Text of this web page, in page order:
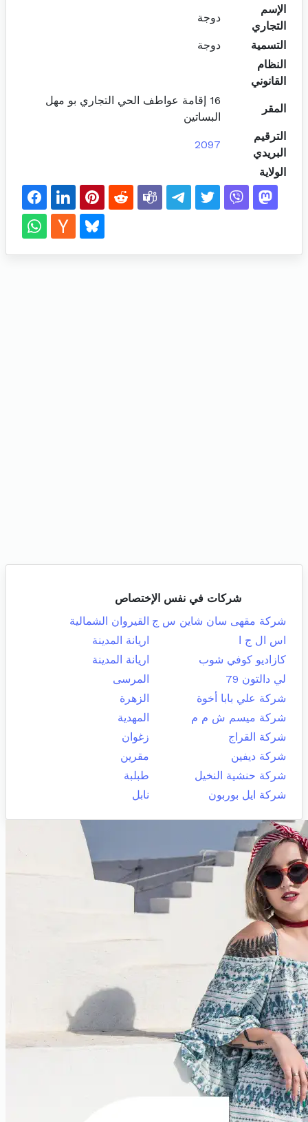
الإسم
التجاري
دوجة
التسمية
دوجة
النظام
القانوني
المقر
16 إقامة عواطف الحي التجاري بو مهل
البساتين
الترقيم
البريدي
2097
الولاية
شركات في نفس الإختصاص
شركة مقهى سان شاين س ج القيروان الشمالية
اس ال ج ا
اريانة المدينة
كازاديو كوفي شوب
اريانة المدينة
لي دالتون 79
المرسى
شركة علي بابا أخوة
الزهرة
شركة ميسم ش م م
المهدية
شركة القراج
زغوان
شركة ديفين
مقرين
شركة حنشية النخيل
طبلبة
شركة ايل بوربون
نابل